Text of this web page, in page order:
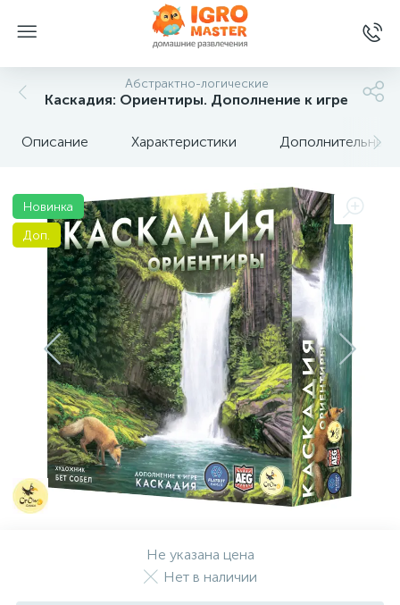
Абстрактно-логические
Каскадия: Ориентиры. Дополнение к игре
Описание Характеристики Дополнительные
Новинка
Доп.
Не указана цена
Нет в наличии